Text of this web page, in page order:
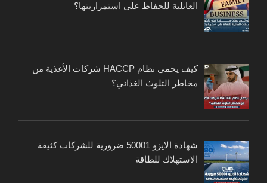
العائلية للحفاظ على استمراريتها؟
كيف يحمي نظام HACCP شركات الأغذية من
مخاطر التلوث الغذائي؟
شهادة الايزو 50001 ضرورية للشركات كثيفة
الاستهلاك للطاقة